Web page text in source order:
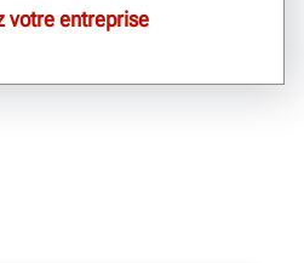
votre entreprise